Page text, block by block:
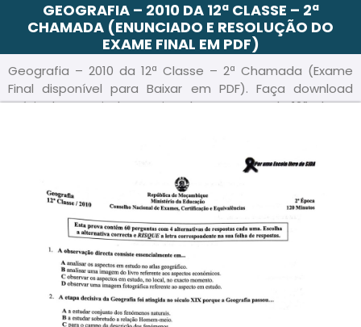
GEOGRAFIA – 2010 DA 12ª CLASSE – 2ª
CHAMADA (ENUNCIADO E RESOLUÇÃO DO
EXAME FINAL EM PDF)
Geografia – 2010 da 12ª Classe – 2ª Chamada (Exame
Final disponível para Baixar em PDF). Faça download
grátis do Enunciado e Guião deste exame da 12ª Classe